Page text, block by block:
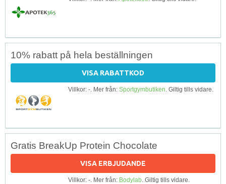
10% rabatt på hela beställningen
VISA RABATTKOD
Villkor: -. Mer från: Sportgymbutiken. Giltig tills vidare.
Gratis BreakUp Protein Chocolate
VISA ERBJUDANDE
Villkor: -. Mer från: Bodylab. Giltig tills vidare.